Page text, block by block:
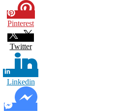
Pinterest
Twitter
Linkedin